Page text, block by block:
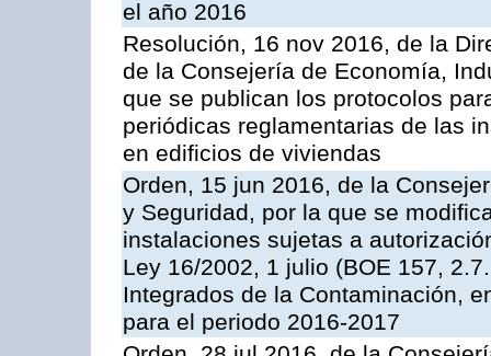
el año 2016
Resolución, 16 nov 2016, de la
de la Consejería de Economía,
que se publican los protocolos
periódicas reglamentarias de las
en edificios de viviendas
Orden, 15 jun 2016, de la
y Seguridad, por la que se
instalaciones sujetas a
Ley 16/2002, 1 julio (BOE 157,
Integrados de la Contaminación,
para el periodo 2016-2017